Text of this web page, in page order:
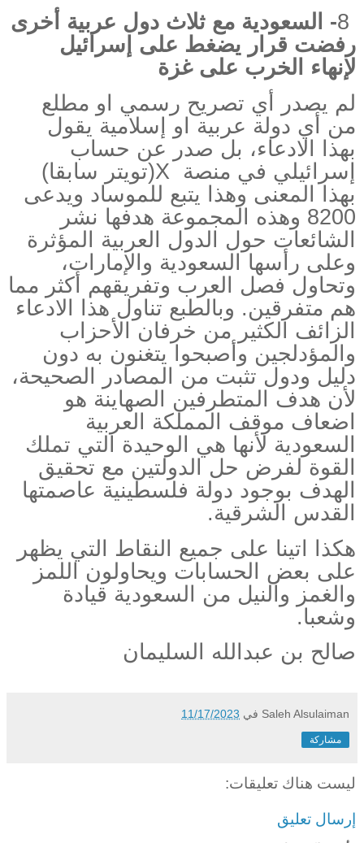
8
- السعودية مع ثلاث دول عربية أخرى
رفضت قرار يضغط على إسرائيل
لإنهاء الخرب على غزة
لم يصدر أي تصريح رسمي او مطلع
من أي دولة عربية او إسلامية يقول
بهذا الادعاء، بل صدر عن حساب
إسرائيلي في منصة
X(تويتر سابقا)
بهذا المعنى وهذا يتبع للموساد ويدعى
8200 وهذه المجموعة هدفها نشر
الشائعات حول الدول العربية المؤثرة
وعلى رأسها السعودية والإمارات،
وتحاول فصل العرب وتفريقهم أكثر مما
هم متفرقين. وبالطبع تناول هذا الادعاء
الزائف الكثير من خرفان الأحزاب
والمؤدلجين وأصبحوا يتغنون به دون
دليل ودول تثبت من المصادر الصحيحة،
لأن هدف المتطرفين الصهاينة هو
اضعاف موقف المملكة العربية
السعودية لأنها هي الوحيدة التي تملك
القوة لفرض حل الدولتين مع تحقيق
الهدف بوجود دولة فلسطينية عاصمتها
القدس الشرقية.
هكذا اتينا على جميع النقاط التي يظهر
على بعض الحسابات ويحاولون اللمز
والغمز والنيل من السعودية قيادة
وشعبا.
صالح بن عبدالله السليمان
Saleh Alsulaiman في 11/17/2023
مشاركة
ليست هناك تعليقات:
إرسال تعليق